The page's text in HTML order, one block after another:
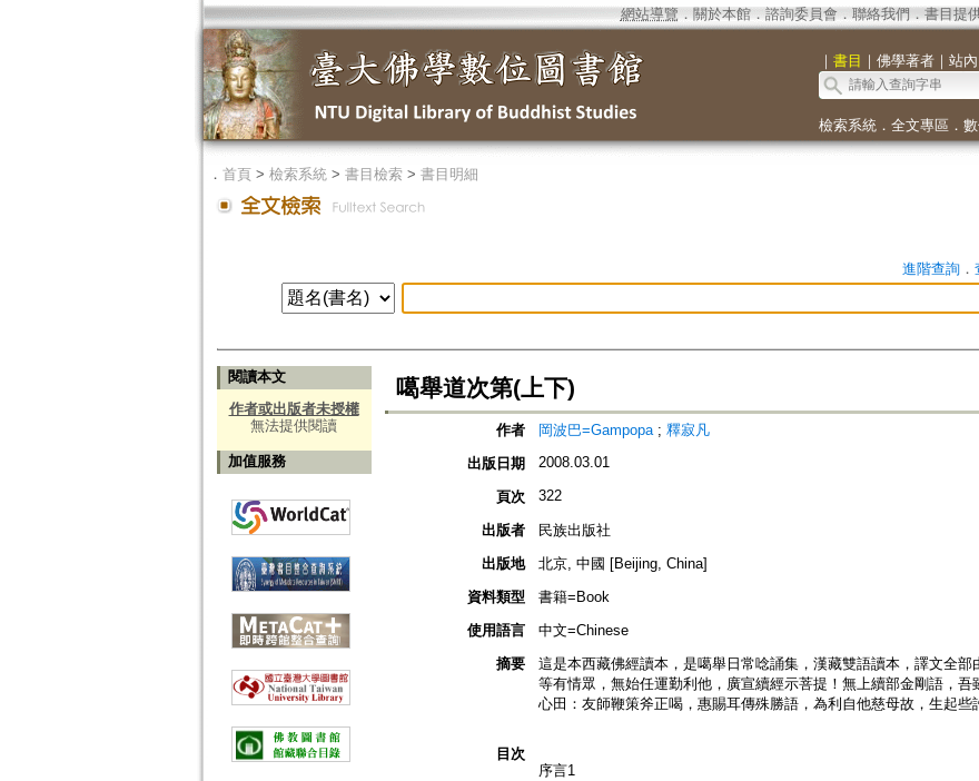
網站導覽 ． 關於本館． 諮詢委員會． 聯絡我們 ． 書目提
｜ 書目 ｜ 佛學著者｜ 站內
檢索系統． 全文專區 ．
． 首頁> 檢索系統> 書目檢索> 書目明細
進階查詢．
閱讀本文
作者或出版者未授權
無法提供閱讀
加值服務
噶舉道次第(上下)
作者 岡波巴=Gampopa ; 釋寂凡
出版日期
2008.03.01
頁次 322
出版者
民族出版社
出版地
北京, 中國 [Beijing, China]
資料類型
書籍=Book
使用語言
中文=Chinese
摘要
這是本西藏佛經讀本，是噶舉日常唸誦集，漢藏雙語讀本，譯文全
等有情眾，無始任運勤利他，廣宣續經示菩提！無上續部金剛語，
心田：友師鞭策斧正喝，惠賜耳傳殊勝語，為利自他慈母故，生起些
目次
序言1